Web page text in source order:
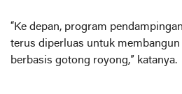
“Ke depan, program
terus diperluas untuk
berbasis gotong royong,” katanya.